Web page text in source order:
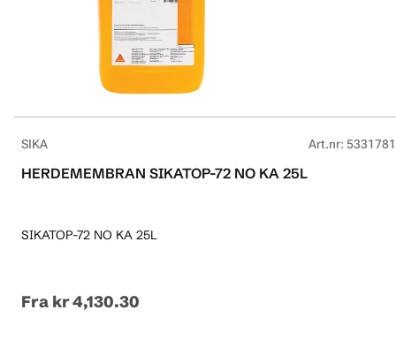
SIKA Art.nr:
HERDEMEMBRAN SIKATOP-72 NO KA 25L
SIKATOP-72 NO KA 25L
Fra kr 4,130.30